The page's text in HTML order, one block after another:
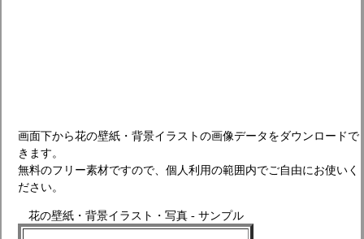
画面下から花の壁紙・背景イラストの画像データをダウンロードで
きます。
無料のフリー素材ですので、個人利用の範囲内でご自由にお使いく
ださい。
花の壁紙・背景イラスト・写真 - サンプル